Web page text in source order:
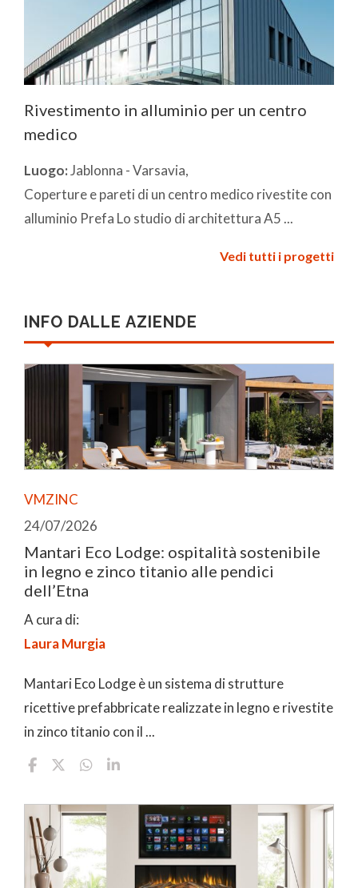
Rivestimento in alluminio per un centro
medico
Luogo:Jablonna - Varsavia,
Coperture e pareti di un centro medico rivestite con
alluminio Prefa Lo studio di architettura A5 ...
Vedi tutti i progetti
INFO DALLE AZIENDE
VMZINC
24/07/2026
Mantari Eco Lodge: ospitalità sostenibile
in legno e zinco titanio alle pendici
dell’Etna
A cura di:
Laura Murgia
Mantari Eco Lodge è un sistema di strutture
ricettive prefabbricate realizzate in legno e rivestite
in zinco titanio con il ...